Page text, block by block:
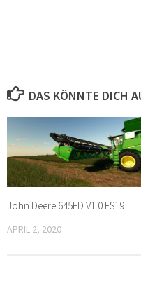
DAS KÖNNTE DICH
John Deere 645FD V1.0 FS19
APRIL 2, 2020